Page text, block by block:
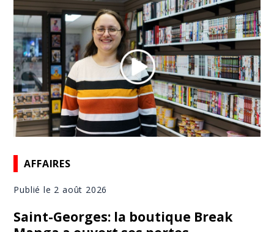
AFFAIRES
Publié le 2 août 2026
Saint-Georges: la boutique Break